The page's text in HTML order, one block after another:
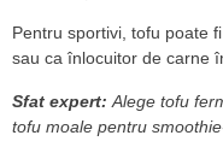
Pentru sportivi, tofu poate
sau ca înlocuitor de carne
Sfat expert: Alege tofu
tofu moale pentru